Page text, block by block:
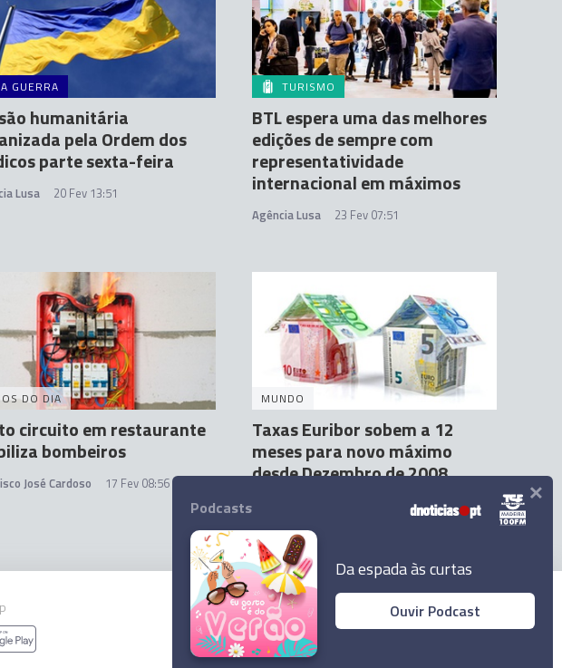
A GUERRA
humanitária
pela Ordem dos
parte sexta-feira
Lusa 20 Fev 13:51
TURISMO
BTL espera uma das melhores
edições de sempre com
representatividade
internacional em máximos
Agência Lusa 23 Fev 07:51
DO DIA
circuito em restaurante
bombeiros
José Cardoso 17 Fev 08:56
MUNDO
Taxas Euribor sobem a 12
meses para novo máximo
desde Dezembro de 2008
© 2023 Empresa Diário de Notícias, Lda.
Podcasts
Da espada às curtas
Ouvir Podcast
×